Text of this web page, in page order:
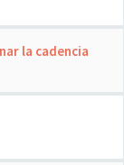
la cadencia